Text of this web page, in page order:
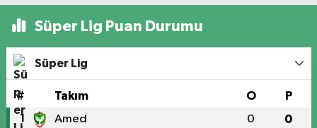
Süper Lig Puan Durumu
Süper Lig
# Takım O P
1 Amed 0 0